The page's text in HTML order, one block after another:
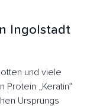
Ingolstadt
und viele
Protein „Keratin“
Ursprungs